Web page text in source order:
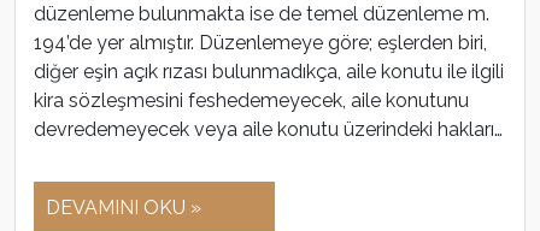
düzenleme bulunmakta ise de temel düzenleme m.
194’de yer almıştır. Düzenlemeye göre; eşlerden biri,
diğer eşin açık rızası bulunmadıkça, aile konutu ile ilgili
kira sözleşmesini feshedemeyecek, aile konutunu
devredemeyecek veya aile konutu üzerindeki hakları…
DEVAMINI OKU »